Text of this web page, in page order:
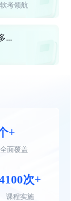
考领航
...
+
面覆盖
次+
课程实施